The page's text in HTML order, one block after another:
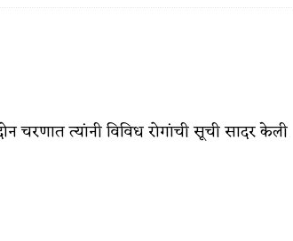
चरणात त्यांनी विविध रोगांची सूची सादर केली